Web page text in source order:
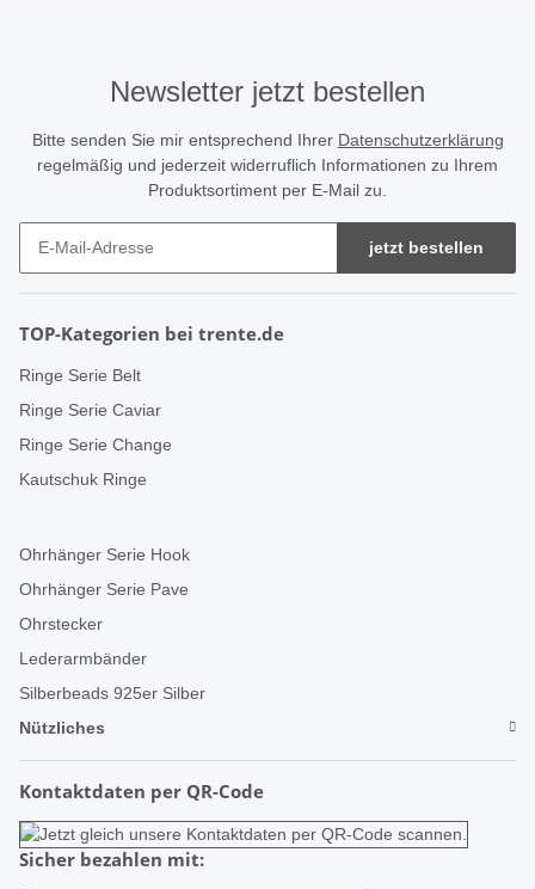
Newsletter jetzt bestellen
Bitte senden Sie mir entsprechend Ihrer Datenschutzerklärung
regelmäßig und jederzeit widerruflich Informationen zu Ihrem
Produktsortiment per E-Mail zu.
jetzt bestellen
TOP-Kategorien bei trente.de
Ringe Serie Belt
Ringe Serie Caviar
Ringe Serie Change
Kautschuk Ringe
Ohrhänger Serie Hook
Ohrhänger Serie Pave
Ohrstecker
Lederarmbänder
Silberbeads 925er Silber
Nützliches
Kontaktdaten per QR-Code
Sicher bezahlen mit: